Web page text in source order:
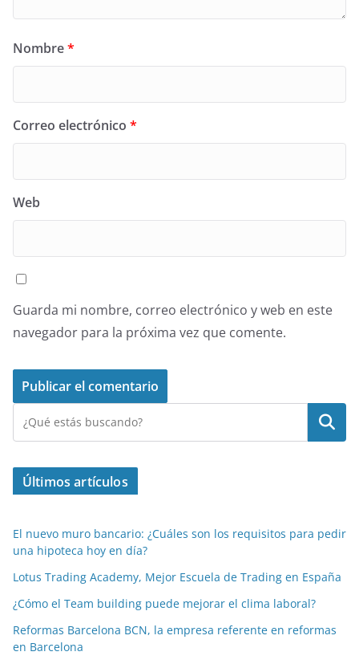
Nombre*
Correo electrónico *
Web
Guarda mi nombre, correo electrónico y web en este
navegador para la próxima vez que comente.
Buscar
Últimos artículos
El nuevo muro bancario: ¿Cuáles son los requisitos para pedir
una hipoteca hoy en día?
Lotus Trading Academy, Mejor Escuela de Trading en España
¿Cómo el Team building puede mejorar el clima laboral?
Reformas Barcelona BCN, la empresa referente en reformas
en Barcelona